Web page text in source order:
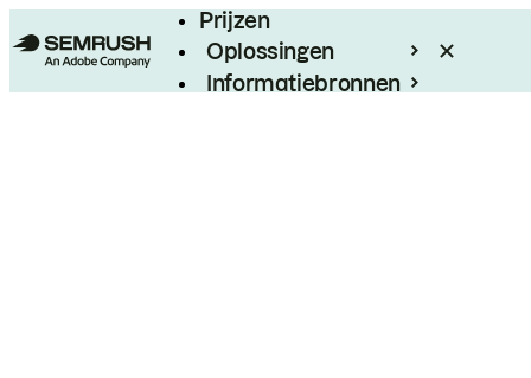
Prijzen
Oplossingen
Informatiebronnen